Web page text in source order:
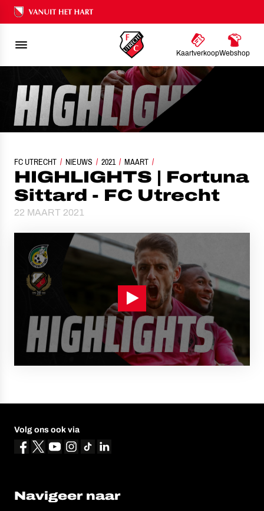
Ons nalatenschap
KaartverkoopWebshop
FC UTRECHT NIEUWS 2021 MAART
HIGHLIGHTS | FORTUNA SITTARD - FC UTRECHT
HIGHLIGHTS | Fortuna
Sittard - FC Utrecht
22 MAART 2021
Volg ons ook via
Navigeer naar